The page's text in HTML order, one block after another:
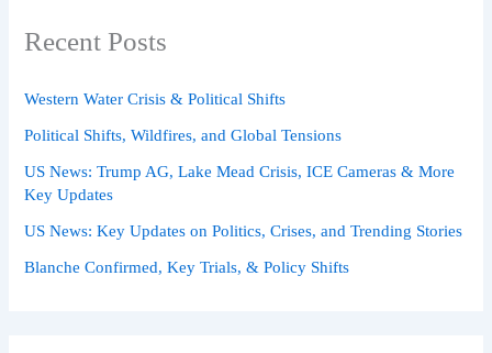
Recent Posts
Western Water Crisis & Political Shifts
Political Shifts, Wildfires, and Global Tensions
US News: Trump AG, Lake Mead Crisis, ICE Cameras & More
Key Updates
US News: Key Updates on Politics, Crises, and Trending Stories
Blanche Confirmed, Key Trials, & Policy Shifts